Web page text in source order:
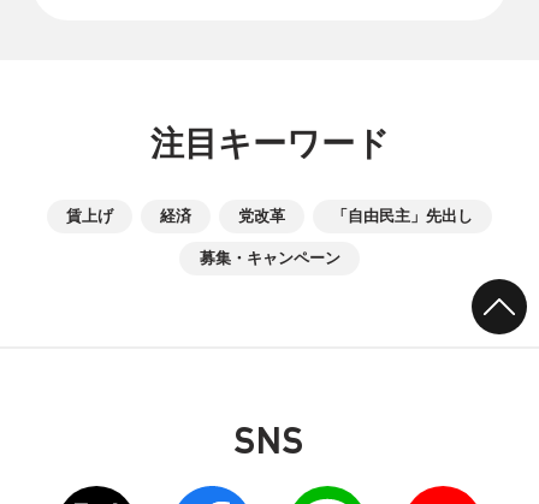
注目キーワード
賃上げ 経済 党改革 「自由民主」先出し
募集・キャンペーン
SNS
別ウィンドウリンク別ウィンドウリンク別ウィンドウリンク別ウィンドウリンク